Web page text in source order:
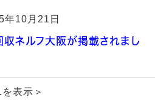
年10月21日
ネルフ大阪が掲載されまし
を表示＞